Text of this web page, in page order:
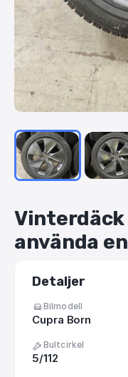
Vinterdäck
använda en
Detaljer
Bilmodell
Cupra Born
Bultcirkel
5/112